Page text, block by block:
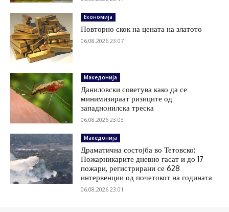
Економија
Повторно скок на цената на златото
06.08.2026 23:07
Македонија
Даниловски советува како да се
минимизираат ризиците од
западнонилска треска
06.08.2026 23:03
Македонија
Драматична состојба во Тетовско:
Пожарникарите дневно гасат и до 17
пожари, регистрирани се 628
интервенции од почетокот на годината
06.08.2026 23:01